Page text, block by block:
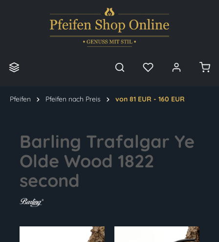
Pfeifen Pfeifen nach Preis von 81 EUR - 160 EUR
Barling Trafalgar Ye
Olde Wood 1822
second